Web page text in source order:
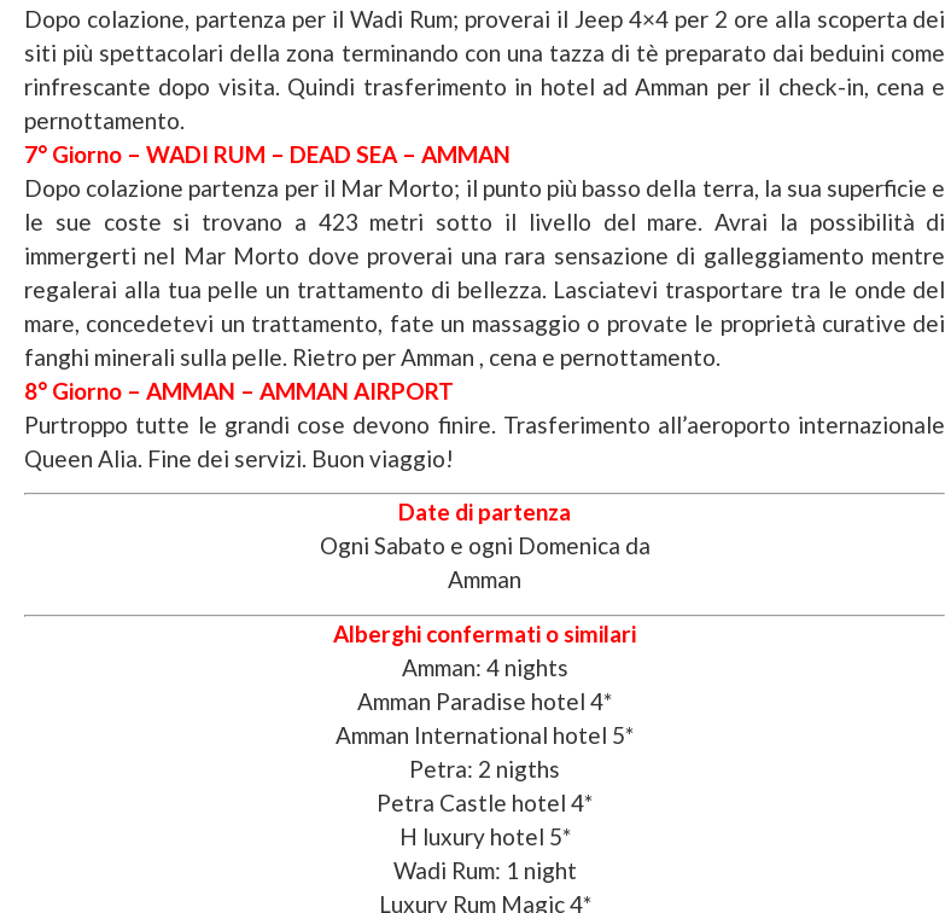
Dopo colazione, partenza per il Wadi Rum; proverai il Jeep 4×4 per 2 ore alla scoperta dei
siti più spettacolari della zona terminando con una tazza di tè preparato dai beduini come
rinfrescante dopo visita. Quindi trasferimento in hotel ad Amman per il check-in, cena e
pernottamento.
7° Giorno – WADI RUM – DEAD SEA – AMMAN
Dopo colazione partenza per il Mar Morto; il punto più basso della terra, la sua superficie e
le sue coste si trovano a 423 metri sotto il livello del mare. Avrai la possibilità di
immergerti nel Mar Morto dove proverai una rara sensazione di galleggiamento mentre
regalerai alla tua pelle un trattamento di bellezza. Lasciatevi trasportare tra le onde del
mare, concedetevi un trattamento, fate un massaggio o provate le proprietà curative dei
fanghi minerali sulla pelle. Rietro per Amman , cena e pernottamento.
8° Giorno – AMMAN – AMMAN AIRPORT
Purtroppo tutte le grandi cose devono finire. Trasferimento all’aeroporto internazionale
Queen Alia. Fine dei servizi. Buon viaggio!
Date di partenza
Ogni Sabato e ogni Domenica da
Amman
Alberghi confermati o similari
Amman: 4 nights
Amman Paradise hotel 4*
Amman International hotel 5*
Petra: 2 nigths
Petra Castle hotel 4*
H luxury hotel 5*
Wadi Rum: 1 night
Luxury Rum Magic 4*